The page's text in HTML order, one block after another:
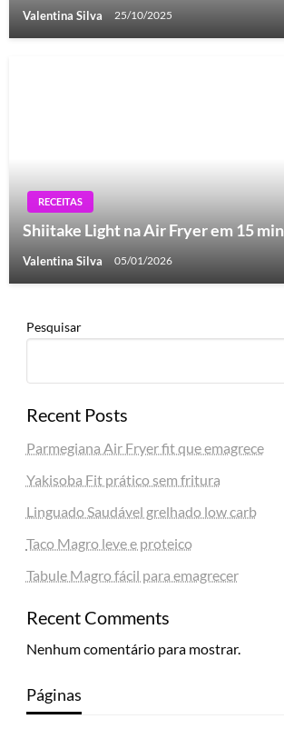
Valentina Silva 25/10/2025
RECEITAS
Shiitake Light na Air Fryer em 15 min
Valentina Silva 05/01/2026
Pesquisar
Recent Posts
Parmegiana Air Fryer fit que emagrece
Yakisoba Fit prático sem fritura
Linguado Saudável grelhado low carb
Taco Magro leve e proteico
Tabule Magro fácil para emagrecer
Recent Comments
Nenhum comentário para mostrar.
Páginas